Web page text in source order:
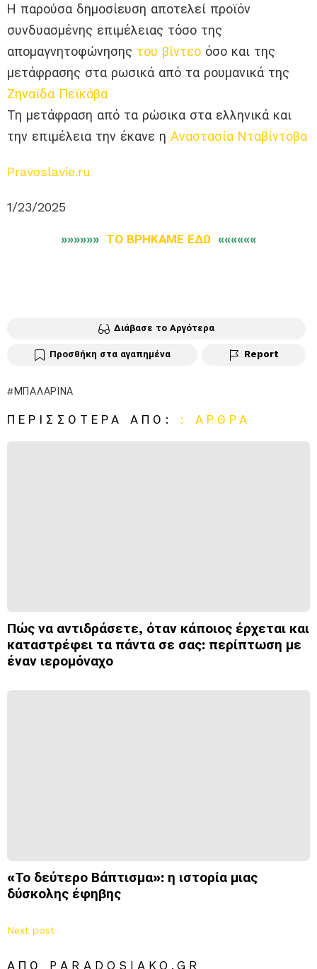
Η παρούσα δημοσίευση αποτελεί προϊόν
συνδυασμένης επιμέλειας τόσο της
απομαγνητοφώνησης του βίντεο όσο και της
μετάφρασης στα ρωσικά από τα ρουμανικά της
Ζηναϊδα Πεϊκόβα
Τη μετάφραση από τα ρώσικα στα ελληνικά και
την επιμέλεια την έκανε η Αναστασία Νταβίντοβα
Pravoslavie.ru
1/23/2025
»»»»»» ΤΟ ΒΡΗΚΑΜΕ ΕΔΩ ««««««
Διάβασε το Αργότερα
Προσθήκη στα αγαπημένα Report
ΜΠΑΛΑΡΊΝΑ
ΠΕΡΙΣΣΌΤΕΡΑ ΑΠΌ: : ΆΡΘΡΑ
Πώς να αντιδράσετε, όταν κάποιος έρχεται και
καταστρέφει τα πάντα σε σας: περίπτωση με
έναν ιερομόναχο
«Το δεύτερο Βάπτισμα»: η ιστορία μιας
δύσκολης έφηβης
Next post
ΑΠΌ PARADOSIAKO.GR